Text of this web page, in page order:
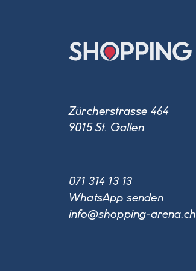
Zürcherstrasse 464
9015 St. Gallen
071 314 13 13
WhatsApp senden
info@shopping-arena.ch